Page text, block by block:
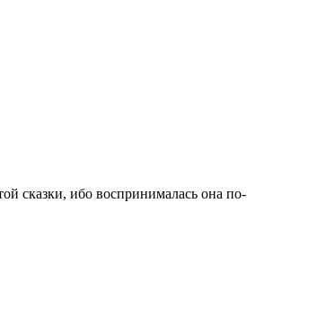
сказки, ибо воспринималась она по-